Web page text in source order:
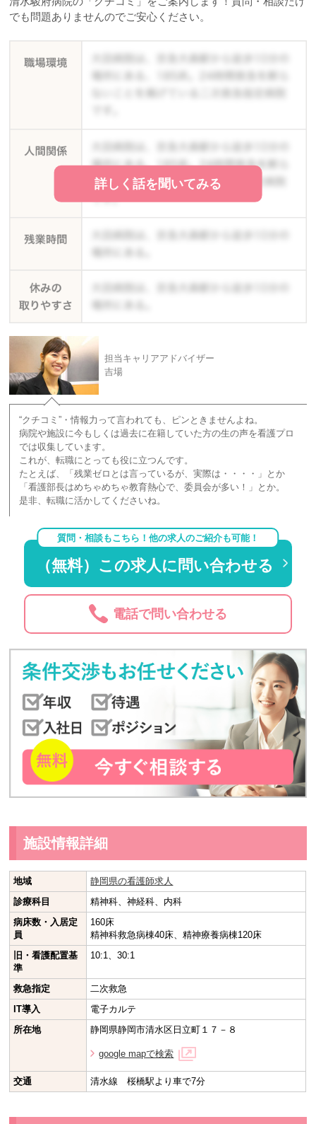
でも問題ありませんのでご安心ください。
詳しく話を聞いてみる
担当キャリアアドバイザー
吉場
“クチコミ”・情報力って言われても、ピンときませんよね。
病院や施設に今もしくは過去に在籍していた方の生の声を看護プロ
では収集しています。
これが、転職にとっても役に立つんです。
たとえば、「残業ゼロとは言っているが、実際は・・・・」とか
「看護部長はめちゃめちゃ教育熱心で、委員会が多い！」とか。
是非、転職に活かしてくださいね。
質問・相談もこちら！他の求人のご紹介も可能！
（無料）この求人に問い合わせる
電話で問い合わせる
施設情報詳細
地域
静岡県の看護師求人
診療科目
精神科、神経科、内科
病床数・入居定
員
160床
精神科救急病棟40床、精神療養病棟120床
旧・看護配置基
準
10:1、30:1
救急指定
二次救急
IT導入
電子カルテ
所在地
静岡県静岡市清水区日立町１７－８
google mapで検索
交通 清水線 桜橋駅より車で7分